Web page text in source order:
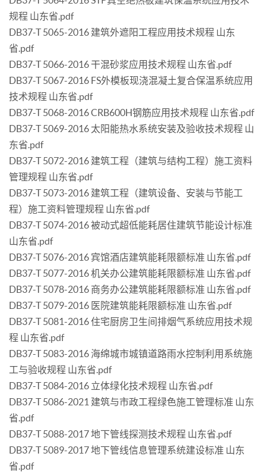
规程 山东省.pdf
DB37-T 5065-2016 建筑外遮阳工程应用技术规程 山东
省.pdf
DB37-T 5066-2016 干混砂浆应用技术规程 山东省.pdf
DB37-T 5067-2016 FS外模板现浇混凝土复合保温系统应用
技术规程 山东省.pdf
DB37-T 5068-2016 CRB600H钢筋应用技术规程 山东省.pdf
DB37-T 5069-2016 太阳能热水系统安装及验收技术规程 山
东省.pdf
DB37-T 5072-2016 建筑工程（建筑与结构工程）施工资料
管理规程 山东省.pdf
DB37-T 5073-2016 建筑工程（建筑设备、安装与节能工
程）施工资料管理规程 山东省.pdf
DB37-T 5074-2016 被动式超低能耗居住建筑节能设计标准
山东省.pdf
DB37-T 5076-2016 宾馆酒店建筑能耗限额标准 山东省.pdf
DB37-T 5077-2016 机关办公建筑能耗限额标准 山东省.pdf
DB37-T 5078-2016 商务办公建筑能耗限额标准 山东省.pdf
DB37-T 5079-2016 医院建筑能耗限额标准 山东省.pdf
DB37-T 5081-2016 住宅厨房卫生间排烟气系统应用技术规
程 山东省.pdf
DB37-T 5083-2016 海绵城市城镇道路雨水控制利用系统施
工与验收规程 山东省.pdf
DB37-T 5084-2016 立体绿化技术规程 山东省.pdf
DB37-T 5086-2021 建筑与市政工程绿色施工管理标准 山东
省.pdf
DB37-T 5088-2017 地下管线探测技术规程 山东省.pdf
DB37-T 5089-2017 地下管线信息管理系统建设标准 山东
省.pdf